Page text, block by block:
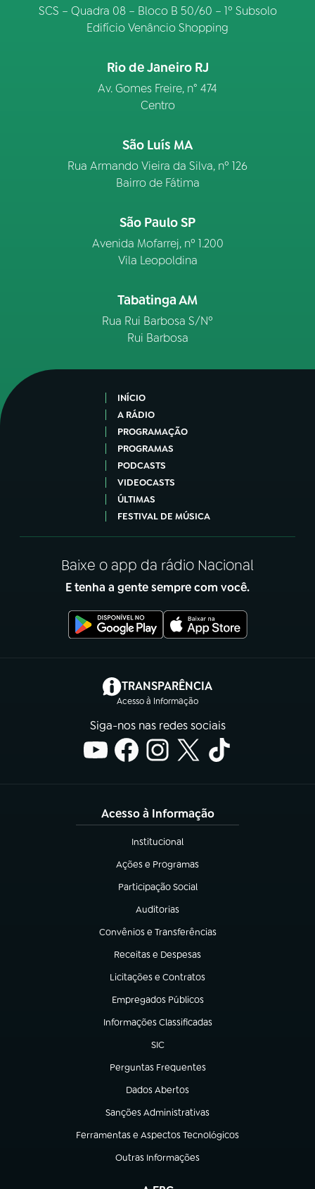
SCS – Quadra 08 – Bloco B 50/60 – 1º Subsolo
Edifício Venâncio Shopping
Rio de Janeiro RJ
Av. Gomes Freire, n° 474
Centro
São Luís MA
Rua Armando Vieira da Silva, nº 126
Bairro de Fátima
São Paulo SP
Avenida Mofarrej, nº 1.200
Vila Leopoldina
Tabatinga AM
Rua Rui Barbosa S/Nº
Rui Barbosa
INÍCIO
A RÁDIO
PROGRAMAÇÃO
PROGRAMAS
PODCASTS
VIDEOCASTS
ÚLTIMAS
FESTIVAL DE MÚSICA
Baixe o app da rádio Nacional
E tenha a gente sempre com você.
TRANSPARÊNCIA
Acesso à Informação
(abre em nova aba)
Siga-nos nas redes sociais
Acesso à Informação
Institucional
(abre em nova aba)
Ações e Programas
(abre em nova aba)
Participação Social
(abre em nova aba)
Auditorias
(abre em nova aba)
Convênios e Transferências
(abre em nova aba)
Receitas e Despesas
(abre em nova aba)
Licitações e Contratos
(abre em nova aba)
Empregados Públicos
(abre em nova aba)
Informações Classificadas
(abre em nova aba)
SIC
(abre em nova aba)
Perguntas Frequentes
(abre em nova aba)
Dados Abertos
(abre em nova aba)
Sanções Administrativas
(abre em nova aba)
Ferramentas e Aspectos Tecnológicos
(abre em nova aba)
Outras Informações
(abre em nova aba)